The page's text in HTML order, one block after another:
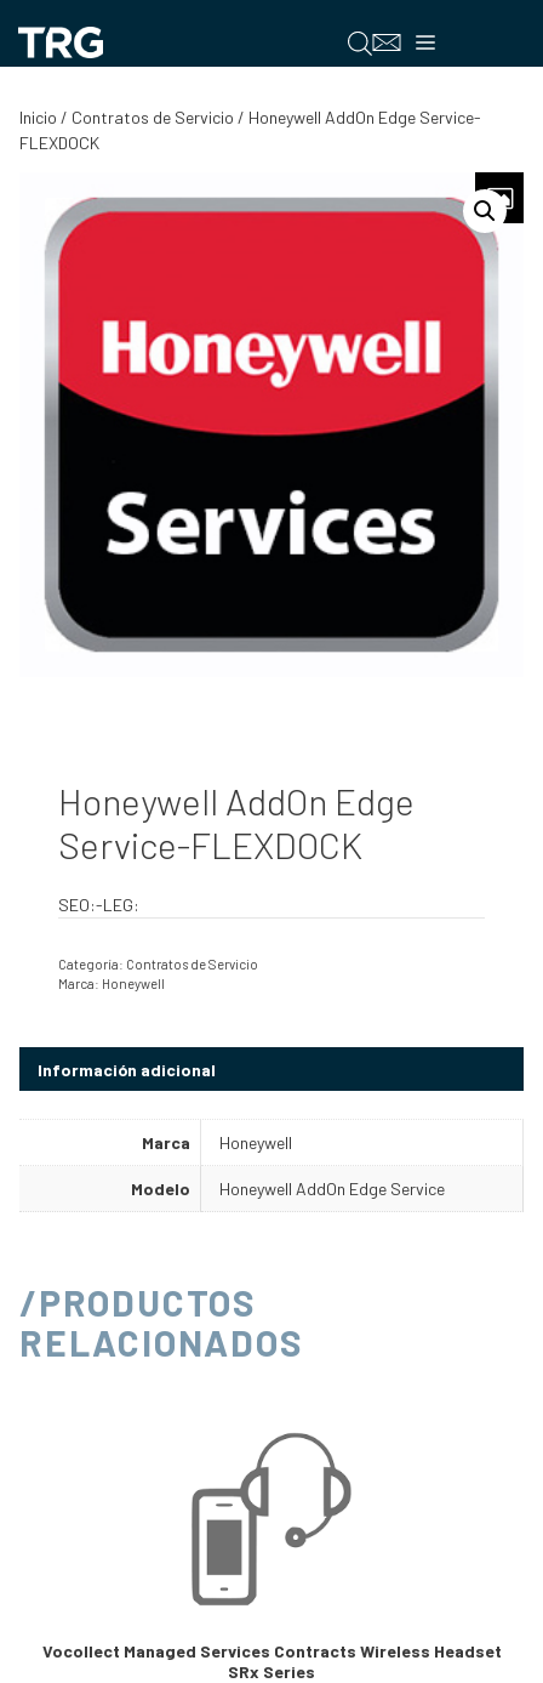
contenido
Menú
Inicio / Contratos de Servicio / Honeywell AddOn Edge Service-
FLEXDOCK
Honeywell AddOn Edge
Service-FLEXDOCK
SEO:-LEG:
Categoría: Contratos de Servicio
Marca: Honeywell
Información adicional
Marca Honeywell
Modelo Honeywell AddOn Edge Service
/PRODUCTOS
RELACIONADOS
Vocollect Managed Services Contracts Wireless Headset
SRx Series